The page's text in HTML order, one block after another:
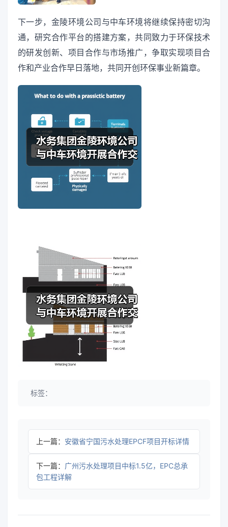
下一步，金陵环境公司与中车环境将继续保持密切沟
通，研究合作平台的搭建方案，共同致力于环保技术
的研发创新、项目合作与市场推广，争取实现项目合
作和产业合作早日落地，共同开创环保事业新篇章。
标签：
上一篇： 安徽省宁国污水处理EPCF项目开标详情
下一篇： 广州污水处理项目中标1.5亿，EPC总承
包工程详解